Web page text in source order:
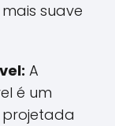
suave
A
é um
projetada